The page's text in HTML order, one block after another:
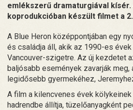
emlékszerű dramaturgiával kísér.
koprodukcióban készült filmet a
A Blue Heron középpontjában egy
és családja áll, akik az 1990-es
Vancouver-szigetre. Az új kezdetet
baljósabb események zavarják meg,
legidősebb gyermekéhez,
A film a kilencvenes évek
hadrendbe állítja, tüzelőanyagként